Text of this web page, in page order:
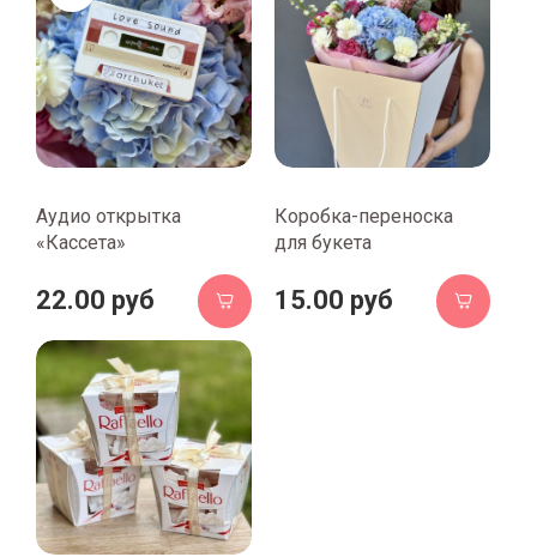
Аудио открытка
«Кассета»
22.00 руб
Коробка-переноска
для букета
15.00 руб